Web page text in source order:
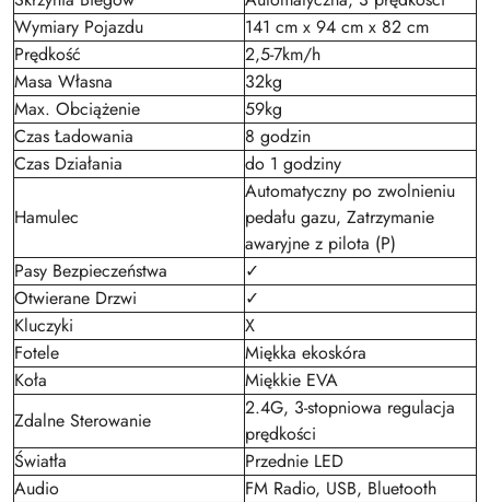
Wymiary Pojazdu
141 cm x 94 cm x 82 cm
Prędkość
2,5-7km/h
Masa Własna
32kg
Max. Obciążenie
59kg
Czas Ładowania
8 godzin
Czas Działania
do 1 godziny
Hamulec
Automatyczny po zwolnieniu
pedału gazu, Zatrzymanie
awaryjne z pilota (P)
Pasy Bezpieczeństwa
✓
Otwierane Drzwi
✓
Kluczyki
X
Fotele
Miękka ekoskóra
Koła
Miękkie EVA
Zdalne Sterowanie
2.4G, 3-stopniowa regulacja
prędkości
Światła
Przednie LED
Audio
FM Radio, USB, Bluetooth